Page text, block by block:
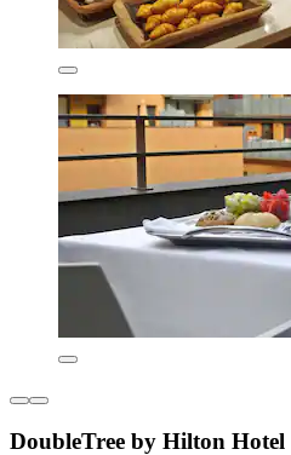
DoubleTree by Hilton